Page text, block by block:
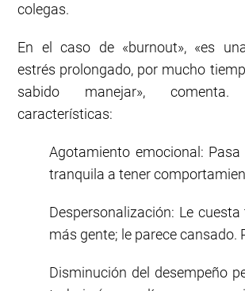
colegas.
En el caso de «burnout», «es
estrés prolongado, por mucho
sabido manejar»,
características:
Agotamiento emocional:
tranquila a tener
Despersonalización: Le
más gente; le parece cansado.
Disminución del desempeño